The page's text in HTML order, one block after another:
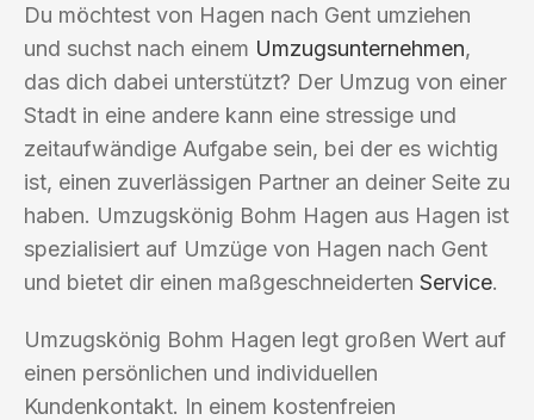
Du möchtest von Hagen nach Gent umziehen
und suchst nach einem Umzugsunternehmen,
das dich dabei unterstützt? Der Umzug von einer
Stadt in eine andere kann eine stressige und
zeitaufwändige Aufgabe sein, bei der es wichtig
ist, einen zuverlässigen Partner an deiner Seite zu
haben. Umzugskönig Bohm Hagen aus Hagen ist
spezialisiert auf Umzüge von Hagen nach Gent
und bietet dir einen maßgeschneiderten Service.
Umzugskönig Bohm Hagen legt großen Wert auf
einen persönlichen und individuellen
Kundenkontakt. In einem kostenfreien